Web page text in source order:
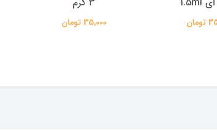
35,000 تومان